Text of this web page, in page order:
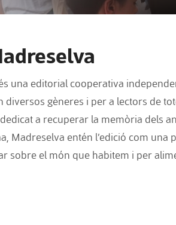
una editorial cooperativa
diversos gèneres i per a lectors de
a recuperar la memòria dels
Madreselva entén l’edició com una
sobre el món que habitem i per